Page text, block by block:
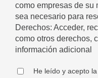
como empresas de su
sea necesario para
Derechos: Acceder,
como otros derechos,
información adicional
He leído y acepto